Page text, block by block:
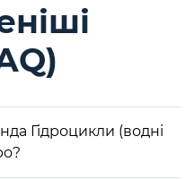
Гідроцикли (водні